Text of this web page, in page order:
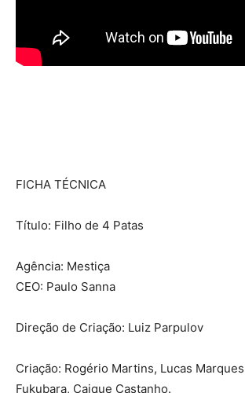
FICHA TÉCNICA
Título: Filho de 4 Patas
Agência: Mestiça
CEO: Paulo Sanna
Direção de Criação: Luiz Parpulov
Criação: Rogério Martins, Lucas
Fukubara, Caique Castanho.